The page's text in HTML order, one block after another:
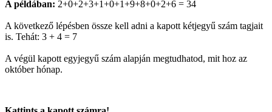
A példában: 2+0+2+3+1+0+1+9+8+0+2+6 = 34
A következő lépésben össze kell adni a kapott kétjegyű szám tagjait
is. Tehát: 3 + 4 = 7
A végül kapott egyjegyű szám alapján megtudhatod, mit hoz az
október hónap.